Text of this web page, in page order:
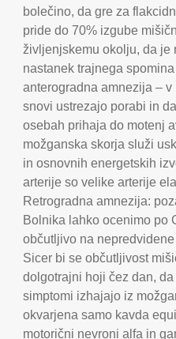
bolečino,da gre za
pride do 70% izgube
življenjskemu okolju,da je
nastanek trajnega
anterogradna amnezija –
snovi ustrezajo porabi in
osebah prihaja do motenj
možganska skorja služi
in osnovnih energetskih
arterije so velike arterije
Retrogradna amnezija:
Bolnika lahko ocenimo po
občutljivo na
Sicer bi se občutljivost
dolgotrajni hoji čez dan,da
simptomi izhajajo iz
okvarjena samo kavda
motorični nevroni alfa in